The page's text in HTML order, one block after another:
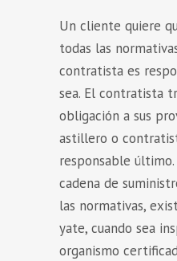
Un cliente quiere
todas las
contratista es
sea. El contratista
obligación a sus
astillero o
responsable
cadena de
las normativas,
yate, cuando sea
organismo